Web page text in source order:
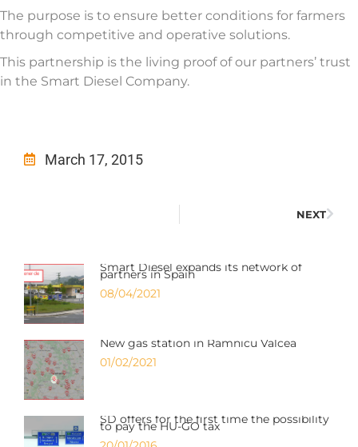
The purpose is to ensure better conditions for farmers
through competitive and operative solutions.
This partnership is the living proof of our partners’ trust
in the Smart Diesel Company.
March 17, 2015
NEXT
Smart Diesel expands its network of
partners in Spain
08/04/2021
New gas station in Ramnicu Valcea
01/02/2021
SD offers for the first time the possibility
to pay the HU-GO tax